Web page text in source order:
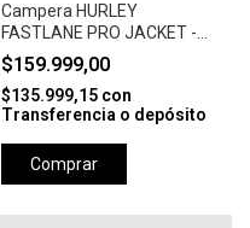
Campera HURLEY
FASTLANE PRO JACKET -
CAMEL
$159.999,00
$135.999,15 con
Transferencia o depósito
Comprar